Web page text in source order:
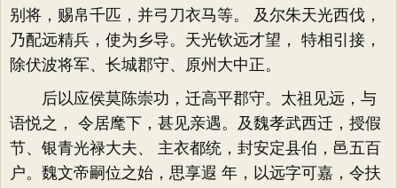
别将，赐帛千匹，并弓刀衣马等。 及尔朱天光西伐，
乃配远精兵，使为乡导。天光钦远才望， 特相引接，
除伏波将军、长城郡守、原州大中正。
后以应侯莫陈崇功，迁高平郡守。太祖见远，与
语悦之， 令居麾下，甚见亲遇。及魏孝武西迁，授假
节、银青光禄大夫、 主衣都统，封安定县伯，邑五百
户。魏文帝嗣位之始，思享遐 年，以远字可嘉，令扶